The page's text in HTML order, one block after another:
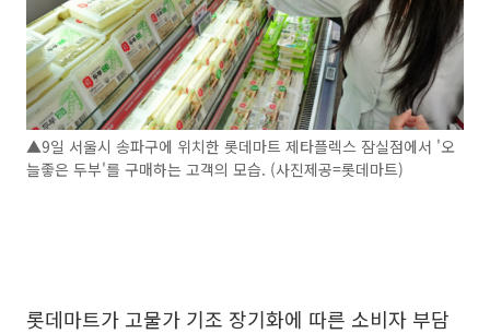
▲9일 서울시 송파구에 위치한 롯데마트 제타플렉스 잠실점에서 '오
늘좋은 두부'를 구매하는 고객의 모습. (사진제공=롯데마트)
롯데마트가 고물가 기조 장기화에 따른 소비자 부담